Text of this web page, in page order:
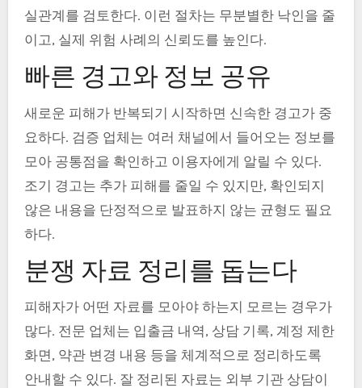
실관계를 검토한다. 이런 절차는 무분별한 낙인을 줄
이고, 실제 위험 사례의 신뢰도를 높인다.
빠른 경고와 정보 공유
새로운 피해가 반복되기 시작하면 신속한 경고가 중
요하다. 검증 업체는 여러 채널에서 들어오는 정보를
모아 공통점을 확인하고 이용자에게 알릴 수 있다.
조기 경고는 추가 피해를 줄일 수 있지만, 확인되지
않은 내용을 단정적으로 발표하지 않는 균형도 필요
하다.
분쟁 자료 정리를 돕는다
피해자가 어떤 자료를 모아야 하는지 모르는 경우가
많다. 전문 업체는 입출금 내역, 상담 기록, 계정 제한
화면, 약관 변경 내용 등을 체계적으로 정리하도록
안내할 수 있다. 잘 정리된 자료는 외부 기관 상담이